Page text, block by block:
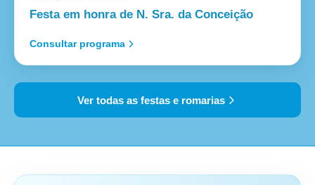
Festa em honra de N. Sra. da Conceição
Consultar programa
Ver todas as festas e romarias